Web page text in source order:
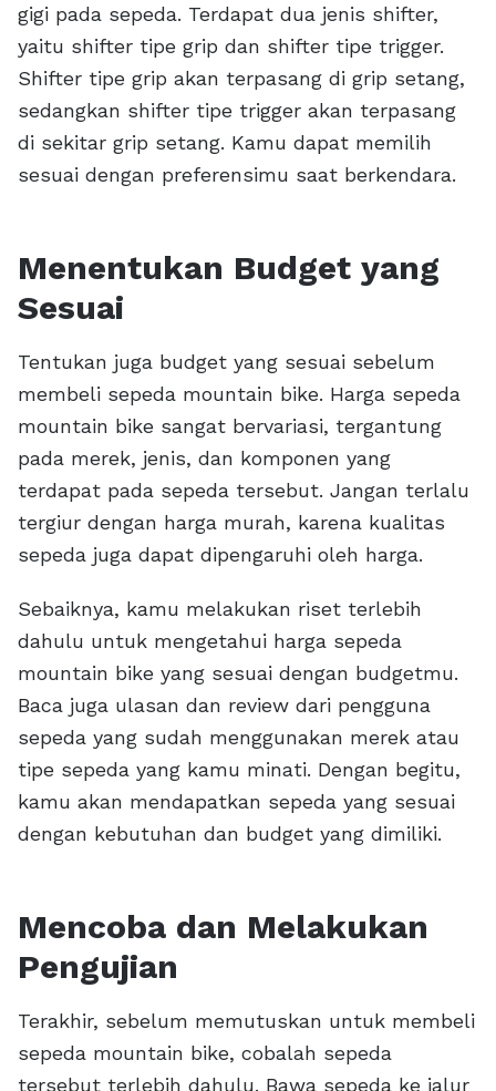
gigi pada sepeda. Terdapat dua jenis shifter,
yaitu shifter tipe grip dan shifter tipe trigger.
Shifter tipe grip akan terpasang di grip setang,
sedangkan shifter tipe trigger akan terpasang
di sekitar grip setang. Kamu dapat memilih
sesuai dengan preferensimu saat berkendara.
Menentukan Budget yang
Sesuai
Tentukan juga budget yang sesuai sebelum
membeli sepeda mountain bike. Harga sepeda
mountain bike sangat bervariasi, tergantung
pada merek, jenis, dan komponen yang
terdapat pada sepeda tersebut. Jangan terlalu
tergiur dengan harga murah, karena kualitas
sepeda juga dapat dipengaruhi oleh harga.
Sebaiknya, kamu melakukan riset terlebih
dahulu untuk mengetahui harga sepeda
mountain bike yang sesuai dengan budgetmu.
Baca juga ulasan dan review dari pengguna
sepeda yang sudah menggunakan merek atau
tipe sepeda yang kamu minati. Dengan begitu,
kamu akan mendapatkan sepeda yang sesuai
dengan kebutuhan dan budget yang dimiliki.
Mencoba dan Melakukan
Pengujian
Terakhir, sebelum memutuskan untuk membeli
sepeda mountain bike, cobalah sepeda
tersebut terlebih dahulu. Bawa sepeda ke jalur